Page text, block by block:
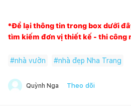
*Để lại thông tin trong box dưới
tìm kiếm đơn vị thiết kế - thi công
#nhà vườn #nhà đẹp Nha Trang
Quỳnh Nga Theo dõi